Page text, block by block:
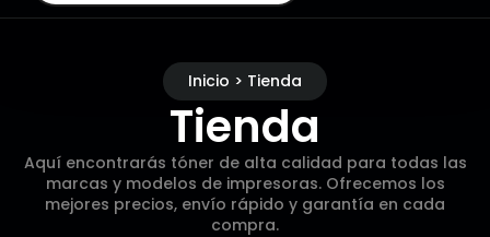
Inicio > Tienda
Tienda
Aquí encontrarás tóner de alta calidad para todas las
marcas y modelos de impresoras. Ofrecemos los
mejores precios, envío rápido y garantía en cada
compra.